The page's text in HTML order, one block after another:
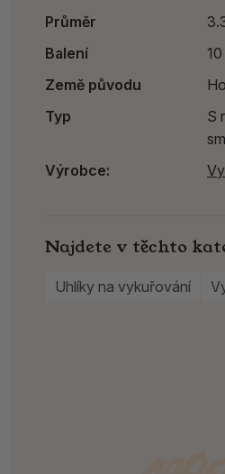
Průměr
Balení
Země původu
Typ
S
Výrobce:
Najdete v těchto
Uhlíky na vykuřování